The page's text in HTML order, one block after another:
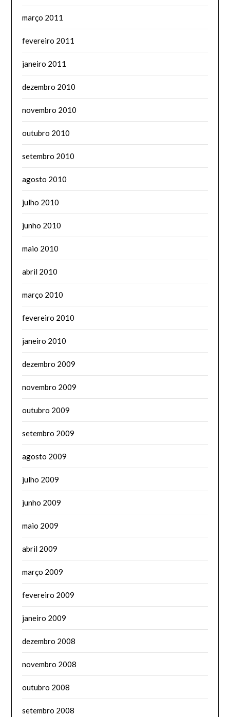
março 2011
fevereiro 2011
janeiro 2011
dezembro 2010
novembro 2010
outubro 2010
setembro 2010
agosto 2010
julho 2010
junho 2010
maio 2010
abril 2010
março 2010
fevereiro 2010
janeiro 2010
dezembro 2009
novembro 2009
outubro 2009
setembro 2009
agosto 2009
julho 2009
junho 2009
maio 2009
abril 2009
março 2009
fevereiro 2009
janeiro 2009
dezembro 2008
novembro 2008
outubro 2008
setembro 2008